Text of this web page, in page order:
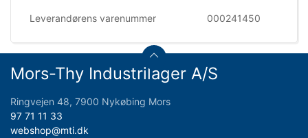
Leverandørens varenummer 000241450
Mors-Thy Industrilager A/S
Ringvejen 48, 7900 Nykøbing Mors
97 71 11 33
webshop@mti.dk